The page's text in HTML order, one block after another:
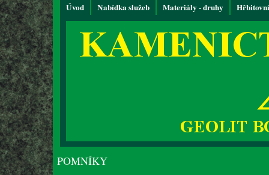
Úvod Nabídka služeb Materiály - druhy
POMNÍKY